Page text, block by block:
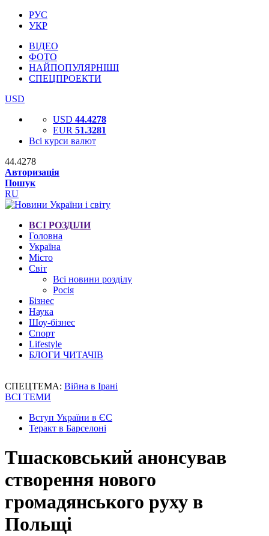
РУС
УКР
ВІДЕО
ФОТО
НАЙПОПУЛЯРНІШІ
СПЕЦПРОЕКТИ
USD
USD 44.4278
EUR 51.3281
Всі курси валют
44.4278
Авторизація
Пошук
RU
ВСІ РОЗДІЛИ
Головна
Україна
Місто
Світ
Всі новини розділу
Росія
Бізнес
Наука
Шоу-бізнес
Спорт
Lifestyle
БЛОГИ ЧИТАЧІВ
СПЕЦТЕМА: Війна в Ірані
ВСІ ТЕМИ
Вступ України в ЄС
Теракт в Барселоні
Тшасковський анонсував
створення нового
громадянського руху в
Польщі